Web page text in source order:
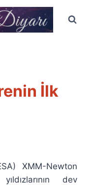
İlk
XMM-Newton
dev